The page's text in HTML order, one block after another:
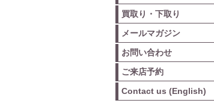
買取り・下取り
メールマガジン
お問い合わせ
ご来店予約
Contact us (English)